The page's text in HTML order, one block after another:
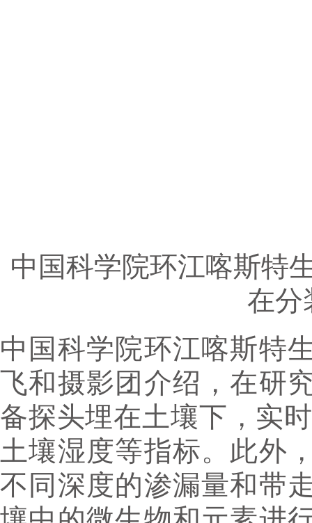
中国科学院环江喀斯特
在分
中国科学院环江喀斯特
飞和摄影团介绍，在研
备探头埋在土壤下，实
土壤湿度等指标。此外
不同深度的渗漏量和带